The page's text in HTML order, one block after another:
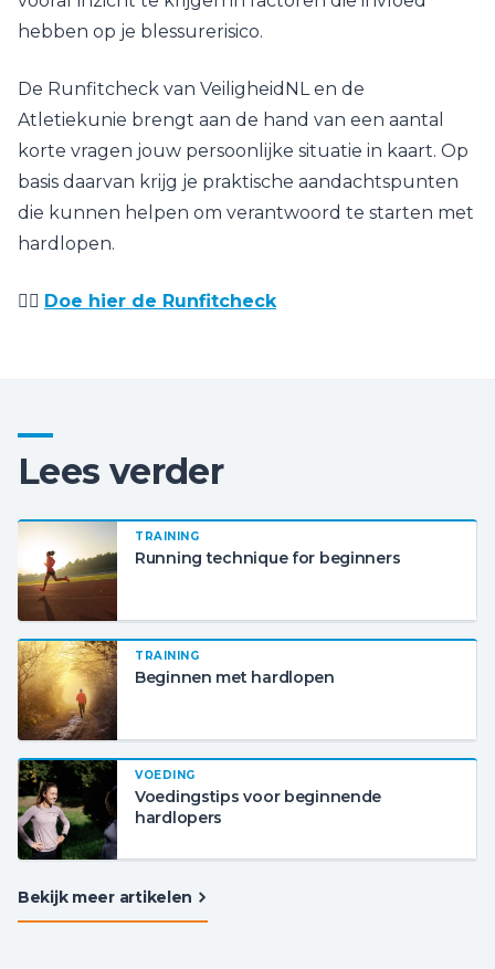
hebben op je blessurerisico.
De Runfitcheck van VeiligheidNL en de
Atletiekunie brengt aan de hand van een aantal
korte vragen jouw persoonlijke situatie in kaart. Op
basis daarvan krijg je praktische aandachtspunten
die kunnen helpen om verantwoord te starten met
hardlopen.
🏃‍♂️ Doe hier de Runfitcheck
Lees verder
TRAINING
Running technique for beginners
TRAINING
Beginnen met hardlopen
VOEDING
Voedingstips voor beginnende
hardlopers
Bekijk meer artikelen